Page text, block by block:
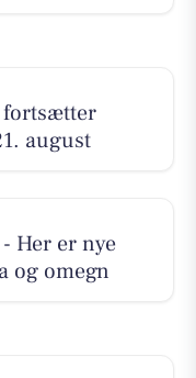
fortsætter
august
Her er nye
og omegn